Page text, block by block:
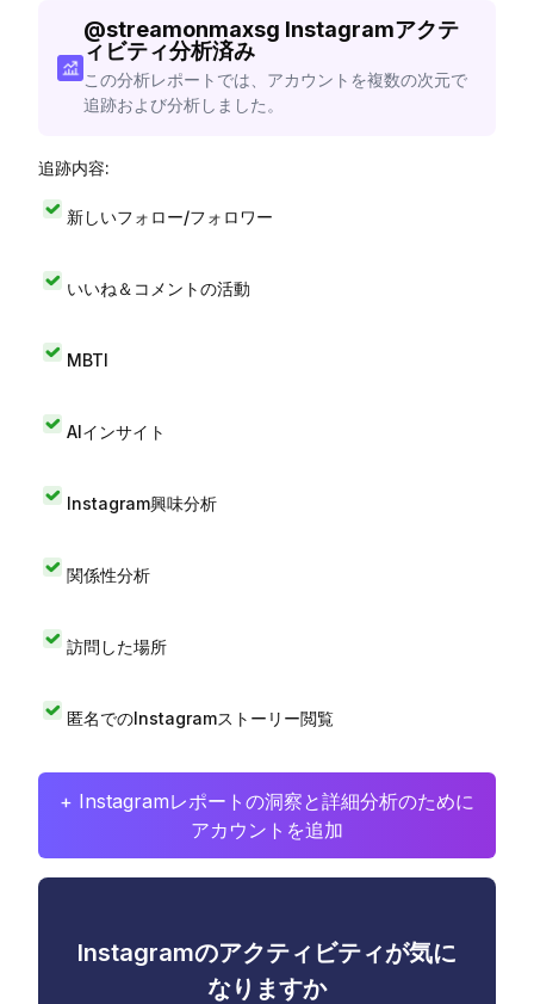
@streamonmaxsg Instagramアクテ
ィビティ分析済み
この分析レポートでは、アカウントを複数の次元で
追跡および分析しました。
追跡内容:
新しいフォロー/フォロワー
いいね＆コメントの活動
MBTI
AIインサイト
Instagram興味分析
関係性分析
訪問した場所
匿名でのInstagramストーリー閲覧
+ Instagramレポートの洞察と詳細分析のために
アカウントを追加
Instagramのアクティビティが気に
なりますか